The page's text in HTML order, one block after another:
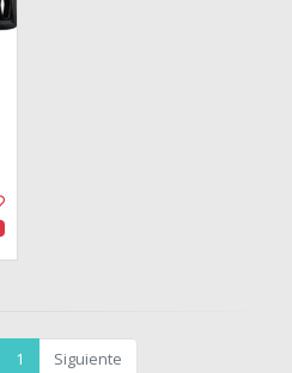
1 Siguiente